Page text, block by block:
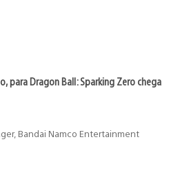
para Dragon Ball: Sparking Zero chega
Bandai Namco Entertainment